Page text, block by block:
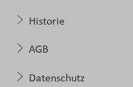
Historie
AGB
Datenschutz